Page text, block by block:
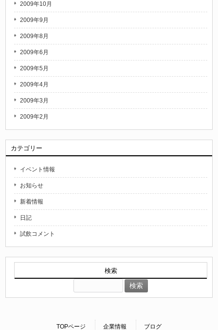
2009年10月
2009年9月
2009年8月
2009年6月
2009年5月
2009年4月
2009年3月
2009年2月
カテゴリー
イベント情報
お知らせ
新着情報
日記
試飲コメント
検索
索:
TOPページ 企業情報 ブログ